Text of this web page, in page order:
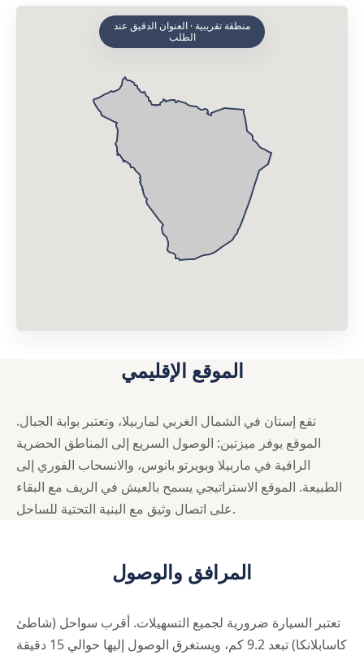
منطقة تقريبية · العنوان الدقيق عند
الطلب
الموقع الإقليمي
تقع إستان في الشمال الغربي لماربيلا، وتعتبر بوابة الجبال.
الموقع يوفر ميزتين: الوصول السريع إلى المناطق الحضرية
الراقية في ماربيلا وبويرتو بانوس، والانسحاب الفوري إلى
الطبيعة. الموقع الاستراتيجي يسمح بالعيش في الريف مع البقاء
على اتصال وثيق مع البنية التحتية للساحل.
المرافق والوصول
تعتبر السيارة ضرورية لجميع التسهيلات. أقرب سواحل (شاطئ
كاسابلانكا) تبعد 9.2 كم، ويستغرق الوصول إليها حوالي 15 دقيقة